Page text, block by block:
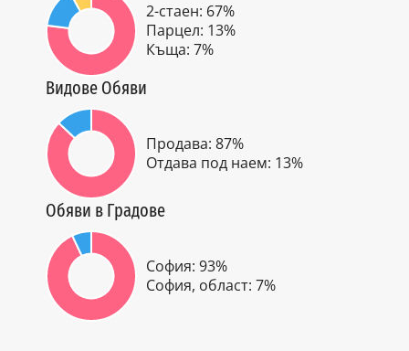
2-стаен: 67%
Парцел: 13%
Къща: 7%
Видове Обяви
Продава: 87%
Отдава под наем: 13%
Обяви в Градове
София: 93%
София, област: 7%